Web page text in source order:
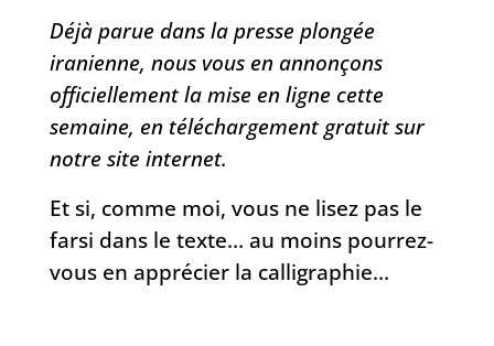
Déjà parue dans la presse plongée
iranienne, nous vous en annonçons
officiellement la mise en ligne cette
semaine, en téléchargement gratuit sur
notre site internet.
Et si, comme moi, vous ne lisez pas le
farsi dans le texte… au moins pourrez-
vous en apprécier la calligraphie…